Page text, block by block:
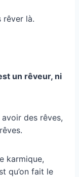
rêver là.
un rêveur, ni
des rêves,
karmique,
qu’on fait le